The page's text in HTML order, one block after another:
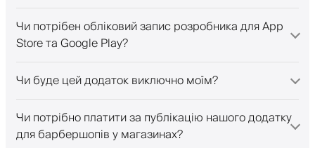
Чи потрібен обліковий запис розробника для App
Store та Google Play?
Чи буде цей додаток виключно моїм?
Чи потрібно платити за публікацію нашого додатку
для барбершопів у магазинах?